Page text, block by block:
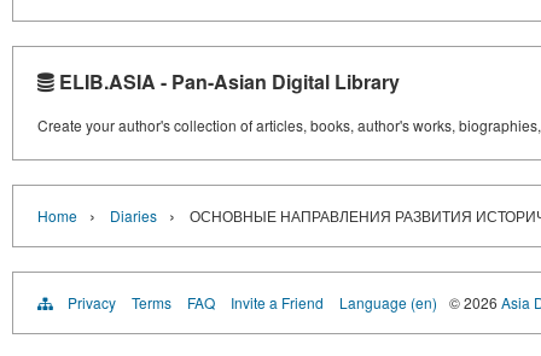
ELIB.ASIA - Pan-Asian Digital Library
Create your author's collection of articles, books, author's works,
Home › Diaries › ОСНОВНЫЕ НАПРАВЛЕНИЯ РАЗВИТИЯ
Privacy Terms FAQ Invite a Friend Language (en) © 2026 Asia